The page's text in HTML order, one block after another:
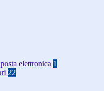
elettronica 1
22